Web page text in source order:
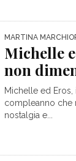
MARTINA
Michelle
non
Michelle ed
compleanno che
nostalgia e...